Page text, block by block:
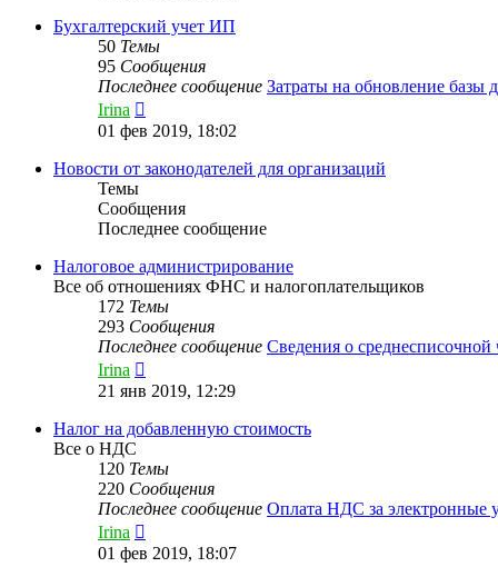
сообщению
Бухгалтерский учет ИП
50 Темы
95 Сообщения
Последнее сообщение Затраты на обновление базы
Irina
к
сообщению
01 фев 2019, 18:02
Новости от законодателей для организаций
Темы
Сообщения
Последнее сообщение
Налоговое администрирование
Все об отношениях ФНС и налогоплательщиков
172 Темы
293 Сообщения
Последнее сообщение Сведения о
Irina
к
сообщению
21 янв 2019, 12:29
Налог на добавленную стоимость
Все о НДС
120 Темы
220 Сообщения
Последнее сообщение Оплата НДС за электронные
Irina
к
01 фев 2019, 18:07